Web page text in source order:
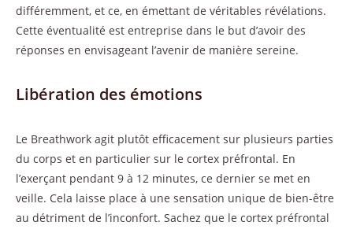
différemment, et ce, en émettant de véritables révélations.
Cette éventualité est entreprise dans le but d’avoir des
réponses en envisageant l’avenir de manière sereine.
Libération des émotions
Le Breathwork agit plutôt efficacement sur plusieurs parties
du corps et en particulier sur le cortex préfrontal. En
l’exerçant pendant 9 à 12 minutes, ce dernier se met en
veille. Cela laisse place à une sensation unique de bien-être
au détriment de l’inconfort. Sachez que le cortex préfrontal